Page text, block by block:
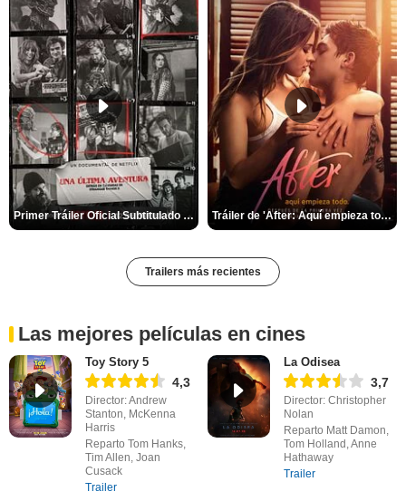
Primer Tráiler Oficial Subtitulado de 'Una última aventura: Detrás de cámaras de Stranger Things 5' Tráiler de 'After: Aquí empieza todo'
Trailers más recientes
Las mejores películas en cines
Toy Story 5
4,3
Director: Andrew
Stanton, McKenna
Harris
Reparto Tom Hanks,
Tim Allen, Joan
Cusack
Trailer
La Odisea
3,7
Director: Christopher
Nolan
Reparto Matt Damon,
Tom Holland, Anne
Hathaway
Trailer